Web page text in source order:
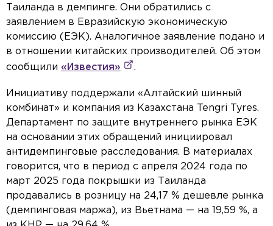
Таиланда в демпинге. Они обратились с
заявлением в Евразийскую экономическую
комиссию (ЕЭК). Аналогичное заявление подано и
в отношении китайских производителей. Об этом
сообщили «Известия» .
Инициативу поддержали «Алтайский шинный
комбинат» и компания из Казахстана Tengri Tyres.
Департамент по защите внутреннего рынка ЕЭК
на основании этих обращений инициировал
антидемпинговые расследования. В материалах
говорится, что в период с апреля 2024 года по
март 2025 года покрышки из Таиланда
продавались в розницу на 24,17 % дешевле рынка
(демпинговая маржа), из Вьетнама — на 19,59 %, а